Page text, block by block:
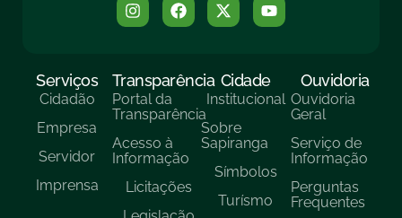
Serviços
Cidadão
Empresa
Servidor
Imprensa
Transparência
Portal da
Transparência
Acesso à
Informação
Licitações
Cidade
Institucional
Sobre
Sapiranga
Símbolos
Turísmo
Ouvidoria
Ouvidoria
Geral
Serviço de
Informação
Perguntas
Frequentes